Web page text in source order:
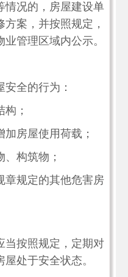
情况的，房屋建设单
案，并按照规定，
管理区域内公示。
全的行为：
构；
加房屋使用荷载；
、构筑物；
章规定的其他危害房
当按照规定，定期对
处于安全状态。